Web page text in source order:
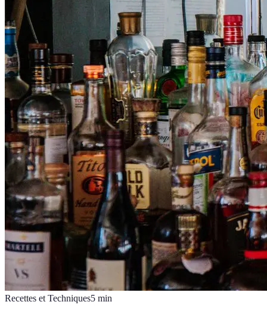
Recettes et Techniques5 min